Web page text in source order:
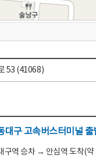
53 (41068)
대구 고속버스터미널 출
구역 승차 → 안심역 도착(